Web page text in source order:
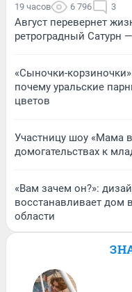
19 часов 6 796 3
Август перевернет
ретроградный Сатурн
«Сыночки-
почему уральские
цветов
Участницу шоу «Мама
домогательствах к
«Вам зачем он?»:
восстанавливает дом
области